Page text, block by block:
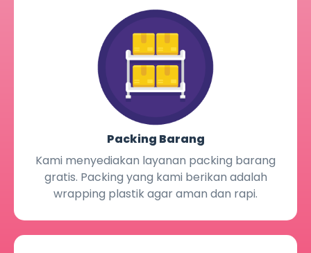
Packing Barang
Kami menyediakan layanan packing barang
gratis. Packing yang kami berikan adalah
wrapping plastik agar aman dan rapi.